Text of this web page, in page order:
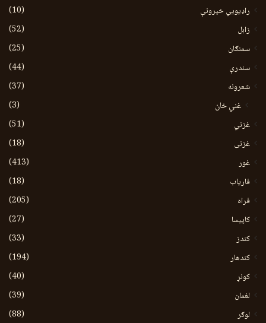
راډیويي خپرونې
(10)
زابل
(52)
سمنګان
(25)
سندرې
(44)
شعرونه
(37)
غني خان
(3)
غزني
(51)
غزنی
(18)
غور
(413)
فاریاب
(18)
فراه
(205)
کاپیسا
(27)
کندز
(33)
کندهار
(194)
کونړ
(40)
لغمان
(39)
لوګر
(88)